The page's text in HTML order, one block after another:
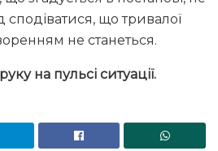
сподіватися, що тривалої
не станеться.
на пульсі ситуації.